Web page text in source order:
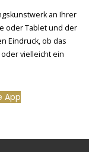
an Ihrer
oder Tablet und der
Eindruck, ob das
vielleicht ein
App